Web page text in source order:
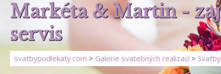
Markéta & Martin -
servis
svatbypodlekaty.com > Galerie svatebných realizací >